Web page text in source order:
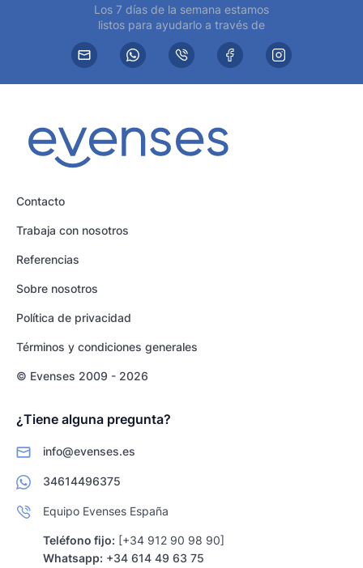
Los 7 días de la semana estamos
listos para ayudarlo a través de
Contacto
Trabaja con nosotros
Referencias
Sobre nosotros
Política de privacidad
Términos y condiciones generales
© Evenses 2009 - 2026
¿Tiene alguna pregunta?
info@evenses.es
34614496375
Equipo Evenses España
Teléfono fijo: [+34 912 90 98 90]
Whatsapp: +34 614 49 63 75